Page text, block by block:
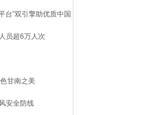
台”双引擎助优质中国
员超6万人次
甘南之美
安全防线